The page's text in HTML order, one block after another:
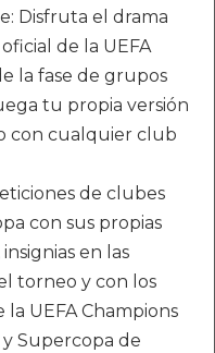
Disfruta el drama
de la UEFA
la fase de grupos
tu propia versión
con cualquier club
de clubes
con sus propias
en las
torneo y con los
UEFA Champions
Supercopa de